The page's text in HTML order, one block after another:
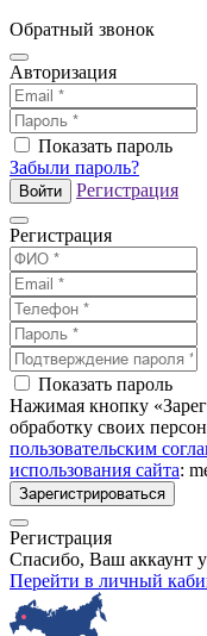
Обратный звонок
Авторизация
Показать пароль
Забыли пароль?
Войти Регистрация
Регистрация
Показать пароль
Нажимая кнопку
обработку своих
пользовательским
использования сайта:
Зарегистрироваться
Регистрация
Спасибо, Ваш аккаунт
Перейти в личный